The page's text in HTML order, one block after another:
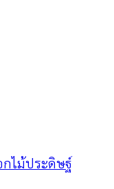
ไม้ประดิษฐ์